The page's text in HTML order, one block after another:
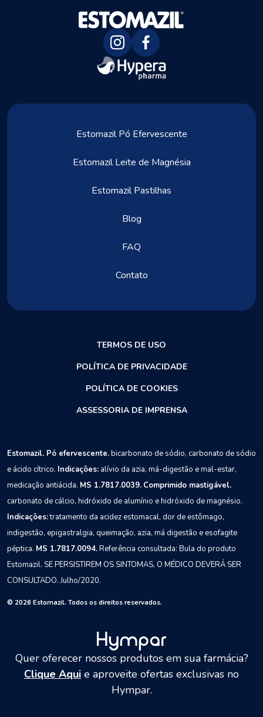
Estomazil Pó Efervescente
Estomazil Leite de Magnésia
Estomazil Pastilhas
Blog
FAQ
Contato
TERMOS DE USO
POLÍTICA DE PRIVACIDADE
POLÍTICA DE COOKIES
ASSESSORIA DE IMPRENSA
Estomazil. Pó efervescente.bicarbonato de sódio, carbonato de sódio
e ácido cítrico. Indicações: alívio da azia, má-digestão e mal-estar,
medicação antiácida. MS 1.7817.0039. Comprimido mastigável.
carbonato de cálcio, hidróxido de alumínio e hidróxido de magnésio.
Indicações:tratamento da acidez estomacal, dor de estômago,
indigestão, epigastralgia, queimação, azia, má digestão e esofagite
péptica. MS 1.7817.0094.Referência consultada: Bula do produto
Estomazil. SE PERSISTIREM OS SINTOMAS, O MÉDICO DEVERÁ SER
CONSULTADO.Julho/2020.
© 2026 Estomazil. Todos os direitos reservados.
Quer oferecer nossos produtos em sua farmácia?
Clique Aqui e aproveite ofertas exclusivas no
Hympar.